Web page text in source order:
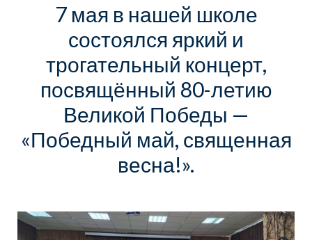
7 мая в нашей школе
состоялся яркий и
трогательный концерт,
посвящённый 80-летию
Великой Победы —
«Победный май, священная
весна!».